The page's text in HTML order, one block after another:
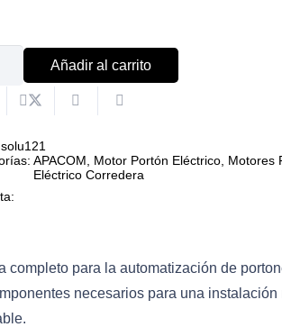
Añadir al carrito
solu121
APACOM Motor Portón Eléctrico Motores
Eléctrico Corredera
completo para la automatización de
necesarios para una instalación